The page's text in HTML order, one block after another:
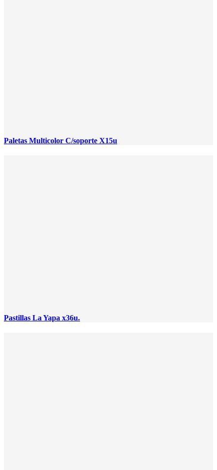
Paletas Multicolor C/soporte X15u
Pastillas La Yapa x36u.